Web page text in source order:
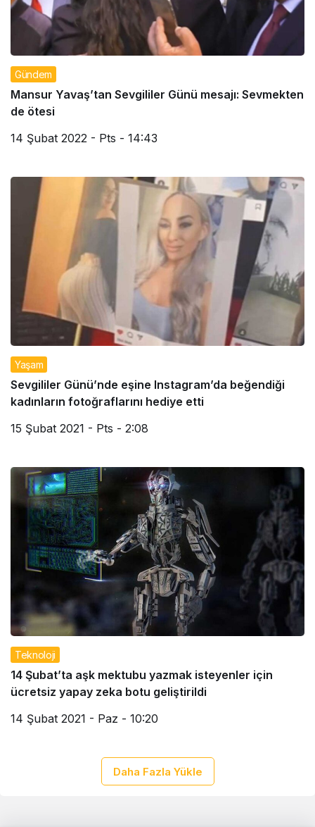
Gündem
Mansur Yavaş’tan Sevgililer Günü mesajı: Sevmekten
de ötesi
14 Şubat 2022 - Pts - 14:43
Yaşam
Sevgililer Günü’nde eşine Instagram’da beğendiği
kadınların fotoğraflarını hediye etti
15 Şubat 2021 - Pts - 2:08
Teknoloji
14 Şubat’ta aşk mektubu yazmak isteyenler için
ücretsiz yapay zeka botu geliştirildi
14 Şubat 2021 - Paz - 10:20
Daha Fazla Yükle